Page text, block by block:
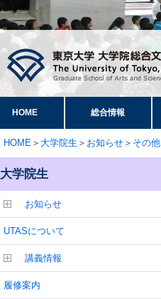
HOME 総合情報
HOME ＞ 大学院生 ＞ お知らせ ＞ その他
大学院生
お知らせ
UTASについて
講義情報
履修案内